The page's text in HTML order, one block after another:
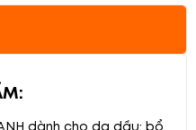
dành cho da dầu: bổ